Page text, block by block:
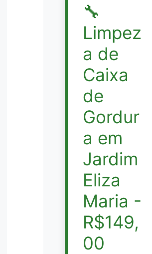
🔧
Limpez
a de
Caixa
de
Gordur
a em
Jardim
Eliza
Maria -
R$149,
00